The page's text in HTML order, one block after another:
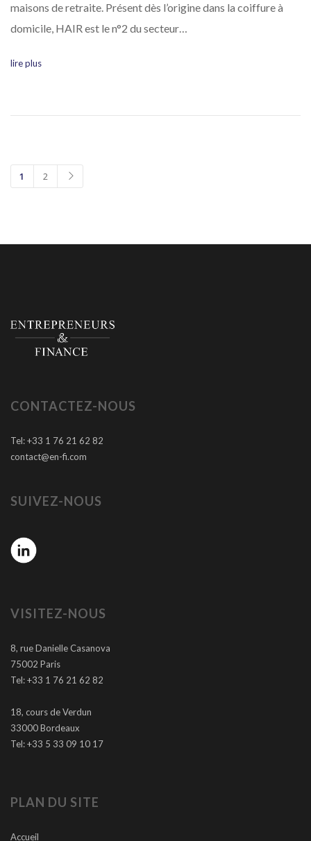
maisons de retraite. Présent dès l’origine dans la coiffure à
domicile, HAIR est le n°2 du secteur…
lire plus
1 2
CONTACTEZ-NOUS
Tel: +33 1 76 21 62 82
contact@en-fi.com
SUIVEZ-NOUS
VISITEZ-NOUS
8, rue Danielle Casanova
75002 Paris
Tel: +33 1 76 21 62 82
18, cours de Verdun
33000 Bordeaux
Tel: +33 5 33 09 10 17
PLAN DU SITE
Accueil